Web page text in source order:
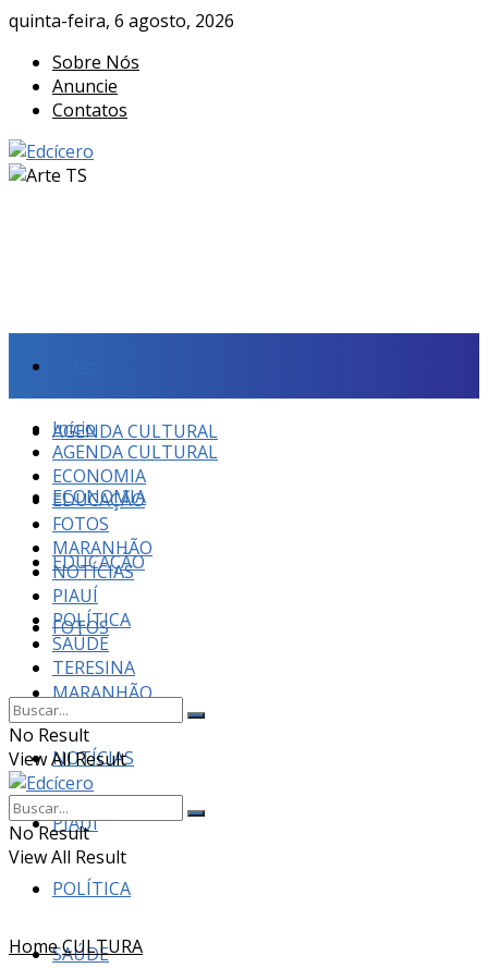
quinta-feira, 6 agosto, 2026
Sobre Nós
Anuncie
Contatos
AGENDA CULTURAL
ECONOMIA
EDUCAÇÃO
FOTOS
MARANHÃO
NOTÍCIAS
PIAUÍ
POLÍTICA
SAÚDE
Início
AGENDA CULTURAL
ECONOMIA
EDUCAÇÃO
FOTOS
MARANHÃO
NOTÍCIAS
PIAUÍ
POLÍTICA
SAÚDE
TERESINA
No Result
View All Result
No Result
View All Result
HomeCULTURA